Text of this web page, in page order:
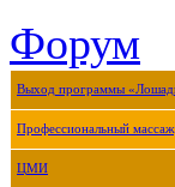
Форум
Выход программы
Профессиональный
ЦМИ